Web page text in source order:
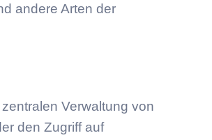
andere Arten der
Verwaltung von
den Zugriff auf